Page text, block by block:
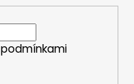
podmínkami